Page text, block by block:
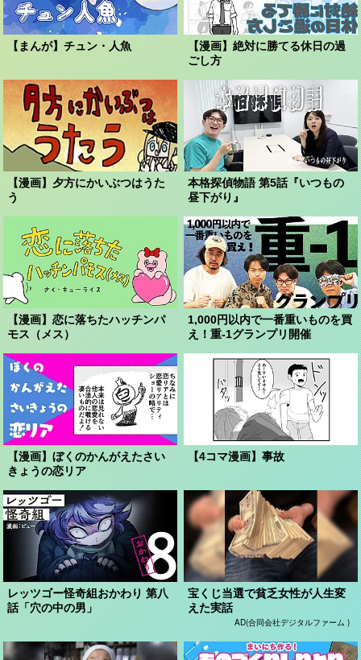
【まんが】チュン・人魚
【漫画】絶対に勝てる休日の過
ごし方
【漫画】夕方にかいぶつはうた
う
本格探偵物語 第5話『いつもの
昼下がり』
【漫画】恋に落ちたハッチンパ
モス（メス）
1,000円以内で一番重いものを買
え！重-1グランプリ開催
【漫画】ぼくのかんがえたさい
きょうの恋リア
【4コマ漫画】事故
レッツゴー怪奇組おかわり 第八
話「穴の中の男」
宝くじ当選で貧乏女性が人生変
えた実話
AD(合同会社デジタルファーム )